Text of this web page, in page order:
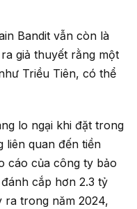
Bandit vẫn còn là
giả thuyết rằng một
Triều Tiên, có thể
lo ngại khi đặt trong
liên quan đến tiền
cáo của công ty bảo
cắp hơn 2.3 tỷ
ra trong năm 2024,